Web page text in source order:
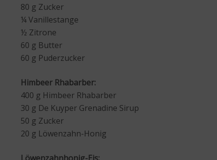
80 g Zucker
¼ Vanillestange
½ Zitrone
60 g Butter
60 g Puderzucker
Himbeer Rhabarber:
400 g Himbeer Rhabarber
30 g De Kuyper Grenadine Sirup
50 g Zucker
20 g Löwenzahn-Honig